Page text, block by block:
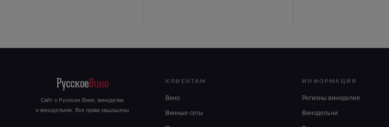
КЛИЕНТАМ
Вино
Винные сеты
ИНФОРМАЦИЯ
Регионы виноделия
Винодельни
Сайт о Русском Вине, виноделах
и винодельнях. Все права защищены